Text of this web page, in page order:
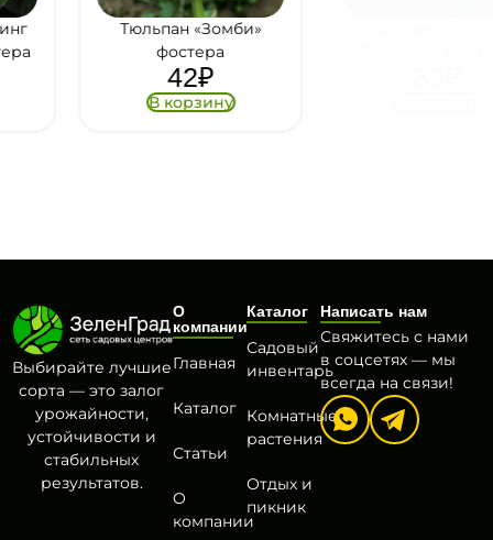
Тюльпан «Зомби»
фостера
В корзину
Выбирайте лучшие
сорта — это залог
урожайности,
устойчивости и
стабильных
результатов.
О
компании
Главная
Каталог
Статьи
О
компании
Каталог
Садовый
инвентарь
Комнатные
растения
Отдых и
пикник
Написать нам
Свяжитесь с нами
в соцсетях — мы
всегда на связи!